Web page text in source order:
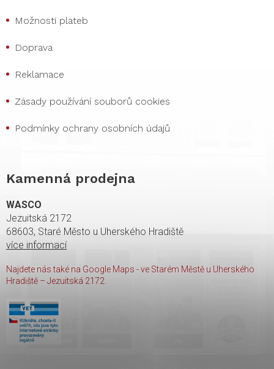
Možnosti plateb
Doprava
Reklamace
Zásady používání souborů cookies
Podmínky ochrany osobních údajů
Kamenná prodejna
WASCO
Jezuitská 2172
68603, Staré Město u Uherského Hradiště
více informací
Najdete nás také na Google Maps - ve Starém Městě u Uherského
Hradiště – Jezuitská 2172.